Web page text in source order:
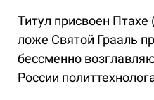
Титул присвоен
ложе Святой Грааль
бессменно
России